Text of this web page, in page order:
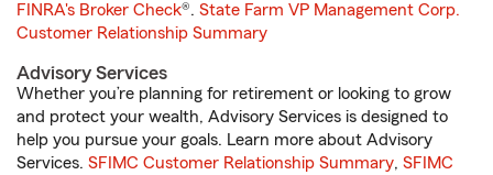
FINRA's Broker Check®. State Farm VP Management Corp.
Customer Relationship Summary
Advisory Services
Whether you’re planning for retirement or looking to grow
and protect your wealth, Advisory Services is designed to
help you pursue your goals. Learn more about Advisory
Services. SFIMC Customer Relationship Summary, SFIMC